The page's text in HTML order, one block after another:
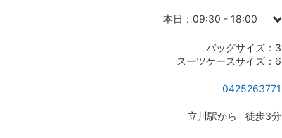
本日：09:30 - 18:00
月曜日：09:30 - 18:00
木曜日：09:30 - 18:00
バッグサイズ：3
スーツケースサイズ：6
0425263771
立川駅から 徒歩3分